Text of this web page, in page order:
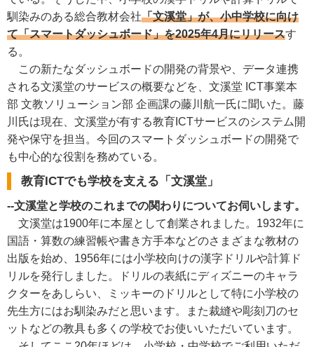
馴染みのある総合教材会社「文溪堂」が、小中学校に向け
て「スマートダッシュボード」を2025年4月にリリースす
る。
この新たなダッシュボードの開発の背景や、データ連携
される文溪堂のサービスの概要などを、文溪堂 ICT事業本
部 文教ソリューション部 企画課の藤川航一氏に聞いた。藤
川氏は現在、文溪堂が有する教育ICTサービスのシステム開
発や保守を担当。今回のスマートダッシュボードの開発で
も中心的な役割を務めている。
教育ICTでも学校を支える「文溪堂」
--文溪堂と学校のこれまでの関わりについてお伺いします。
文溪堂は1900年に本屋として創業されました。1932年に
国語・算数の練習帳や書き方手本などのさまざまな教材の
出版を始め、1956年には小学校向けの漢字ドリルや計算ド
リルを発行しました。ドリルの表紙にディズニーのキャラ
クターをあしらい、ミッキーのドリルとして特に小学校の
先生方にはお馴染みだと思います。また裁縫や彫刻刀のセ
ットなどの教具も多くの学校でお使いいただいています。